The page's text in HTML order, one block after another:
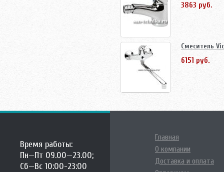
3863 руб.
Смеситель
6151 руб.
Время работы:
Пн—Пт 09.00—23.00;
Сб—Вс 10:00-23:00
Главная
О компании
Доставка и оплата